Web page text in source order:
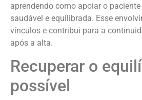
aprendendo como apoiar o
saudável e equilibrada. Esse
vínculos e contribui para a
após a alta.
Recuperar o
possível